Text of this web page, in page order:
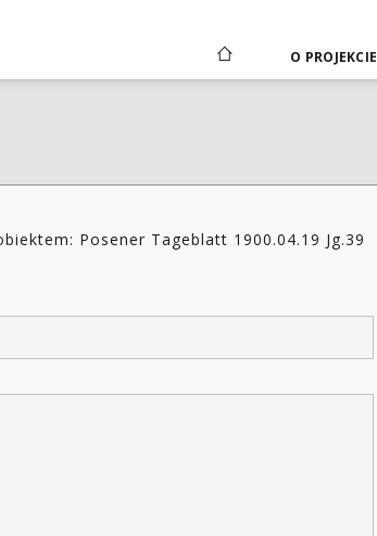
O PROJEKCIE
Posener Tageblatt 1900.04.19 Jg.39